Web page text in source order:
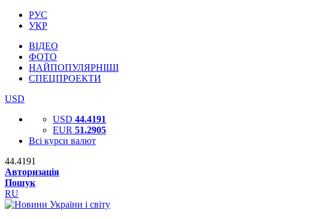
РУС
УКР
ВІДЕО
ФОТО
НАЙПОПУЛЯРНІШІ
СПЕЦПРОЕКТИ
USD
USD 44.4191
EUR 51.2905
Всі курси валют
44.4191
Авторизація
Пошук
RU